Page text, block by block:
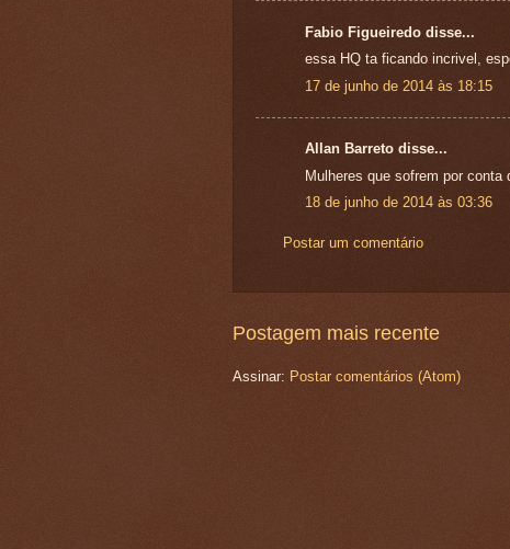
Fabio Figueiredo disse...
essa HQ ta ficando incrivel,
17 de junho de 2014 às 18:15
Allan Barreto disse...
Mulheres que sofrem por conta
18 de junho de 2014 às 03:36
Postar um comentário
Postagem mais recente
Assinar: Postar comentários (Atom)